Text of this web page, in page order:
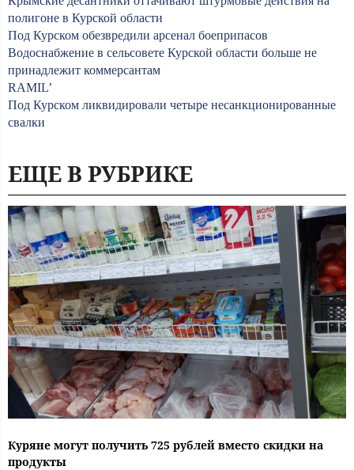
полигоне в Курской области
Под Курском обезвредили арсенал боеприпасов
Водоснабжение в сельсовете Курской области больше не
принадлежит коммерсантам
RAMIL’
Под Курском ликвидировали четыре несанкционированные
свалки
ЕЩЕ В РУБРИКЕ
Куряне могут получить 725 рублей вместо скидки на
продукты